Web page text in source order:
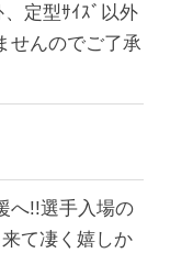
定型ｻｲｽﾞ以外
せんのでご了承
へ!!選手入場の
て凄く嬉しか